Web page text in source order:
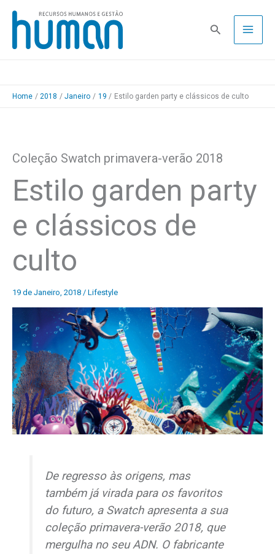
Skip
content
Pesquisa
Home 2018 Janeiro 19 Estilo garden party e clássicos de culto
Coleção Swatch primavera-verão 2018
Estilo garden party
e clássicos de
culto
19 de Janeiro, 2018 / Lifestyle
De regresso às origens, mas
também já virada para os favoritos
do futuro, a Swatch apresenta a sua
coleção primavera-verão 2018, que
mergulha no seu ADN. O fabricante